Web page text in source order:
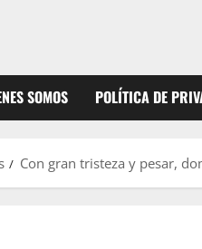
SOMOS POLÍTICA DE
Con gran tristeza y pesar,